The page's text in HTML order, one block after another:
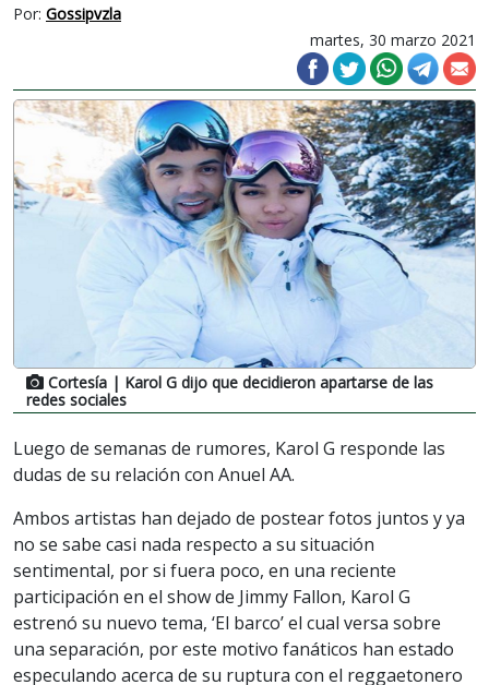
Por: Gossipvzla
martes, 30 marzo 2021
Cortesía | Karol G dijo que decidieron apartarse de las
redes sociales
Luego de semanas de rumores, Karol G responde las
dudas de su relación con Anuel AA.
Ambos artistas han dejado de postear fotos juntos y ya
no se sabe casi nada respecto a su situación
sentimental, por si fuera poco, en una reciente
participación en el show de Jimmy Fallon, Karol G
estrenó su nuevo tema, ‘El barco’ el cual versa sobre
una separación, por este motivo fanáticos han estado
especulando acerca de su ruptura con el reggaetonero